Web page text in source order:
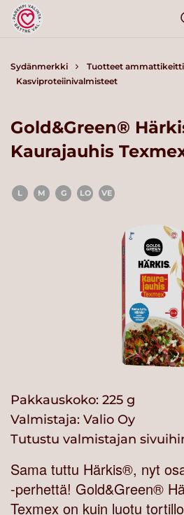
Sydänmerkki Tuotteet
Kasviproteiinivalmisteet
Gold&Green®
Kaurajauhis
L M G LO VE
Pakkauskoko: 225 g
Valmistaja: Valio Oy
Tutustu valmistajan
Sama tuttu Härkis®, nyt
-perhettä! Gold&Green®
Texmex on kuin luotu